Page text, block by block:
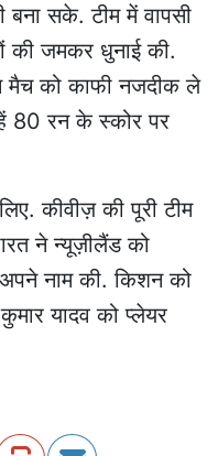
सके. टीम में वापसी
की जमकर धुनाई की.
मैच को काफी नजदीक ले
80 रन के स्कोर पर
कीवीज़ की पूरी टीम
ने न्यूज़ीलैंड को
नाम की. किशन को
यादव को प्लेयर